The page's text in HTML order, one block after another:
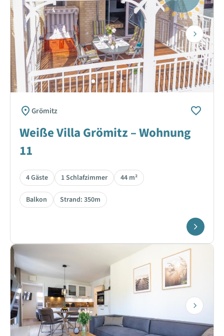
Next
Grömitz
Weiße Villa Grömitz – Wohnung
11
4 Gäste 1 Schlafzimmer 44 m²
Balkon Strand: 350m
Next